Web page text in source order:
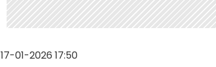
17-01-2026 17:50